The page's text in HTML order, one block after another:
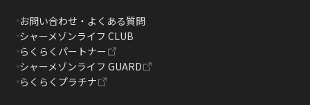
お問い合わせ・よくある質問
シャーメゾンライフ CLUB
らくらくパートナー
シャーメゾンライフ GUARD
らくらくプラチナ